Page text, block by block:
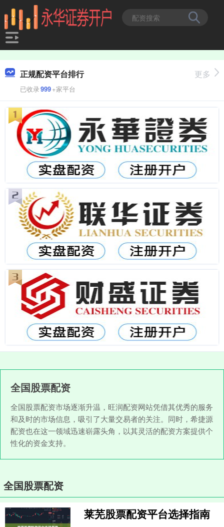
正规配资平台排行
已收录999+家平台
更多
全国股票配资
全国股票配资市场逐渐升温，旺润配资网站凭借其优秀的服务
和及时的市场信息，吸引了大量交易者的关注。同时，希捷源
配资也在这一领域迅速崭露头角，以其灵活的配资方案提供个
性化的资金支持。
全国股票配资
莱芜股票配资平台选择指南